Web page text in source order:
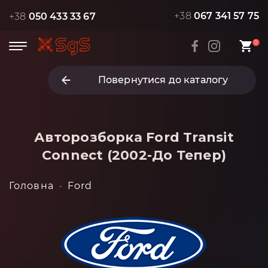
+38 050 433 33 67 +38 067 341 57 75
0
Повернутися до каталогу
Авторозборка Ford Transit
Connect (2002-До Тепер)
Головна Ford